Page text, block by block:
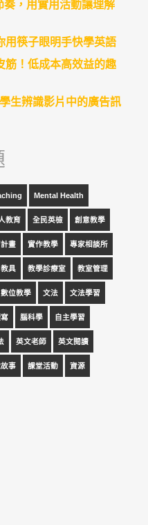
，用實用活動讓理解
用筷子眼明手快學英語
筋！低成本高效益的趣
生辨識影片中的廣告訊
Mental Health
教育 全民英檢 創意教學
畫 實作教學 專家相談所
教具 教學診療室 教室管理
數位教學 文法 文法學習
腦科學 自主學習
英文老師 英文閱讀
事 課堂活動 資源